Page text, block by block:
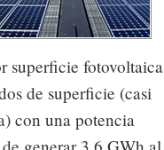
superficie fotovoltaica
de superficie (casi
con una potencia